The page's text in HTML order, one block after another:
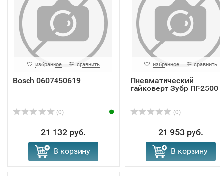
избранное сравнить
Bosch 0607450619
(0)
21 132 руб.
В корзину
избранное сравнить
Пневматический
гайковерт Зубр ПГ-2500
(0)
21 953 руб.
В корзину